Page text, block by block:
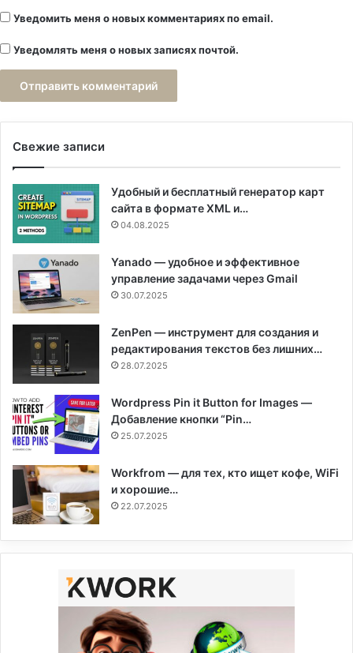
Уведомить меня о новых комментариях по email.
Уведомлять меня о новых записях почтой.
Свежие записи
Удобный и бесплатный генератор карт
сайта в формате XML и…
04.08.2025
Yanado — удобное и эффективное
управление задачами через Gmail
30.07.2025
ZenPen — инструмент для создания и
редактирования текстов без лишних…
28.07.2025
Wordpress Pin it Button for Images —
Добавление кнопки “Pin…
25.07.2025
Workfrom — для тех, кто ищет кофе, WiFi
и хорошие…
22.07.2025